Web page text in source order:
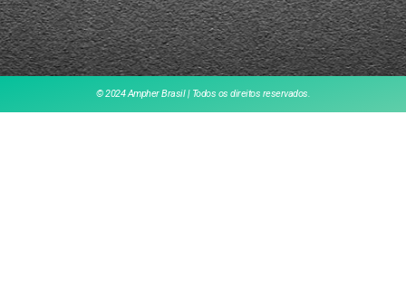
© 2024 Ampher Brasil | Todos os direitos reservados.